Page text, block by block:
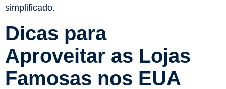
simplificado.
Dicas para
Aproveitar as Lojas
Famosas nos EUA